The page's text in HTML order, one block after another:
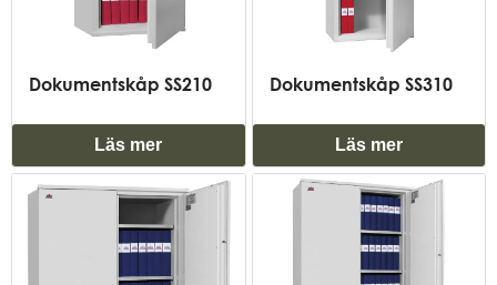
Dokumentskåp SS210
Läs mer
Dokumentskåp SS310
Läs mer